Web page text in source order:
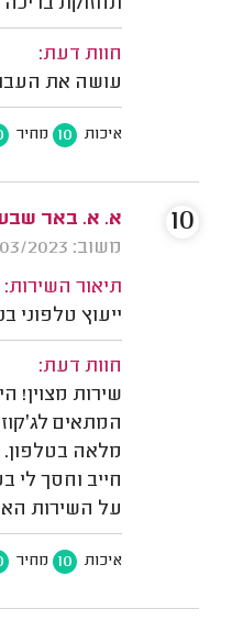
חוות דעת:
עושה את
איכות 10 מחיר
א. א. באר
משוב: 19/03/2023
תיאור השירות:
ייעוץ טלפוני
חוות דעת:
שירות מצוין!
המתאים
מלאה בטלפון.
חייב וחסך לי
על השירות
איכות 10 מחיר
10